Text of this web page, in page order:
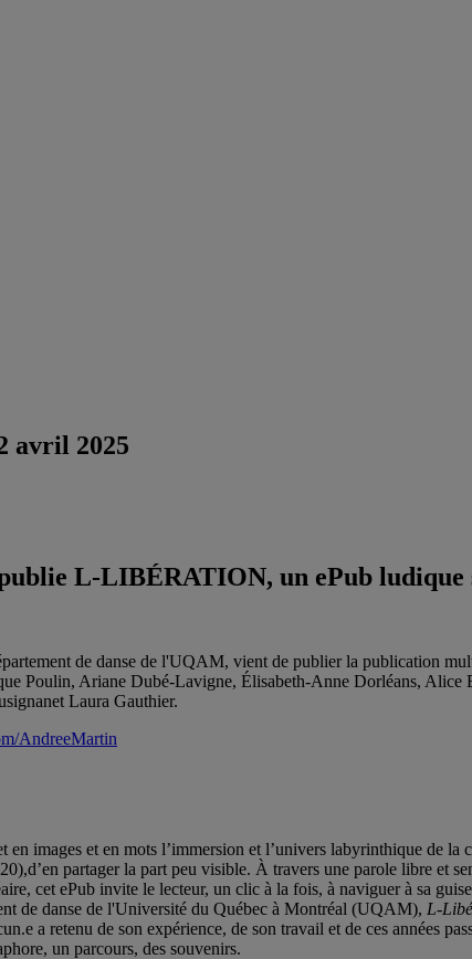
avril 2025
L-LIBÉRATION, un ePub ludique
de danse de l'UQAM, vient de publier la publication
Poulin, Ariane Dubé-Lavigne, Élisabeth-Anne Dorléans,
Laura Gauthier.
AndreeMartin
images et en mots l’immersion et l’univers labyrinthique de la
partager la part peu visible. À travers une parole libre et
cet ePub invite le lecteur, un clic à la fois, à naviguer à sa
de danse de l'Université du Québec à Montréal (UQAM), L-
a retenu de son expérience, de son travail et de ces années
un parcours, des souvenirs.